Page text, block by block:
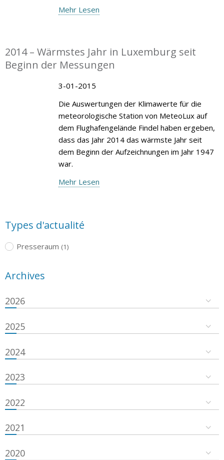
Mehr Lesen
2014 – Wärmstes Jahr in Luxemburg seit
Beginn der Messungen
3-01-2015
Die Auswertungen der Klimawerte für die
meteorologische Station von MeteoLux auf
dem Flughafengelände Findel haben ergeben,
dass das Jahr 2014 das wärmste Jahr seit
dem Beginn der Aufzeichnungen im Jahr 1947
war.
Mehr Lesen
Types d'actualité
Presseraum (1)
Archives
2026
2025
2024
2023
2022
2021
2020